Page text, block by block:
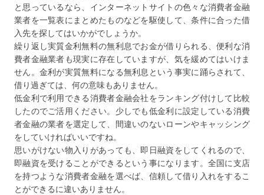
と思っているなら、インターネットサイトの色々な消費者金融
業者を一覧表にまとめたものなどを駆使して、条件に合った借
入先を探してはいかがでしょうか。
繰り返し実質金利無料の無利息でお金が借りられる、便利な消
費者金融業者も現実に存在していますが、気を緩めてはいけま
せん。金利が実質無料になる無利息という事実に踊らされて、
借り過ぎては、何の意味もありません。
低金利で利用できる消費者金融会社をランキング付けして比較
したのでご活用ください。少しでも低金利に設定している消費
者金融の業者を選定して、間違いのないローンやキャッシング
をしていければいいですね。
思いがけない物入りがあっても、即日融資をしてくれるので、
即融資を受けることができるという事になります。全国に支店
を持つような消費者金融を選べば、信頼して借り入れをするこ
とができるに違いありません。